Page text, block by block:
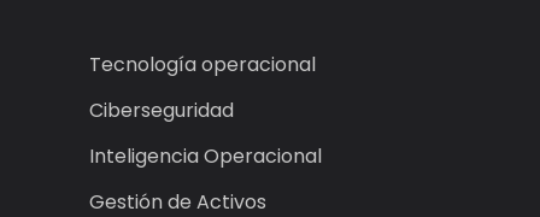
Tecnología operacional
Ciberseguridad
Inteligencia Operacional
Gestión de Activos